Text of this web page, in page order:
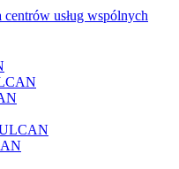
usług wspólnych